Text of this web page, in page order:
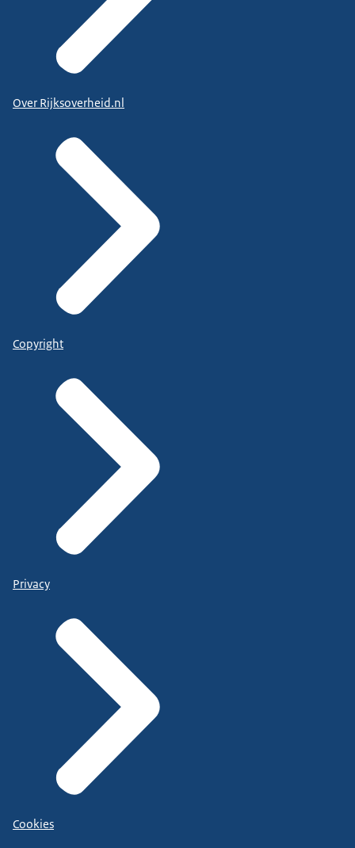
Over Rijksoverheid.nl
Copyright
Privacy
Cookies